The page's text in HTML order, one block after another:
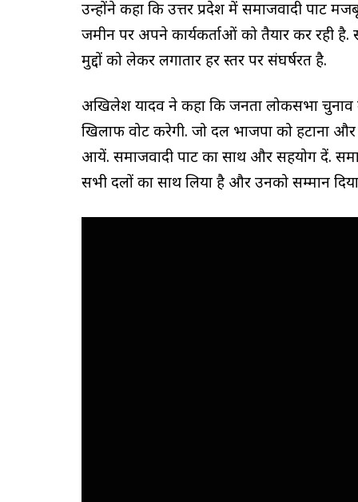
उन्होंने कहा कि उत्तर प्रदेश में समाजवादी पार्टी
जमीन पर अपने कार्यकर्ताओं को तैयार कर रही
मुद्दों को लेकर लगातार हर स्तर पर संघर्षरत है.
अखिलेश यादव ने कहा कि जनता लोकसभा चुनाव
खिलाफ वोट करेगी. जो दल भाजपा को हटाना और
आयें. समाजवादी पार्टी का साथ और सहयोग दें.
सभी दलों का साथ लिया है और उनको सम्मान